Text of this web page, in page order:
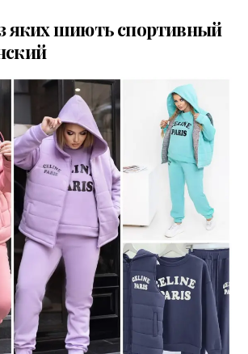
яких шиють спортивный